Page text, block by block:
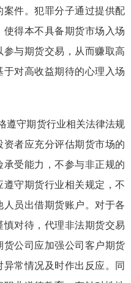
件。犯罪分子通过提供配
得本不具备期货市场入场
与期货交易，从而赚取高
对高收益期待的心理入场
遵守期货行业相关法律法规
者应充分评估期货市场的
受能力，不参与非正规的
守期货行业相关规定，不
员出借期货账户。对于各
对待，代理非法期货交易
公司应加强公司客户期货
常情况及时作出反应。同